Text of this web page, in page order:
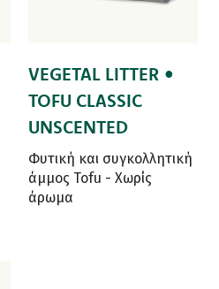
VEGETAL LITTER •
TOFU CLASSIC
UNSCENTED
Φυτική και συγκολλητική
άμμος Tofu - Χωρίς
άρωμα